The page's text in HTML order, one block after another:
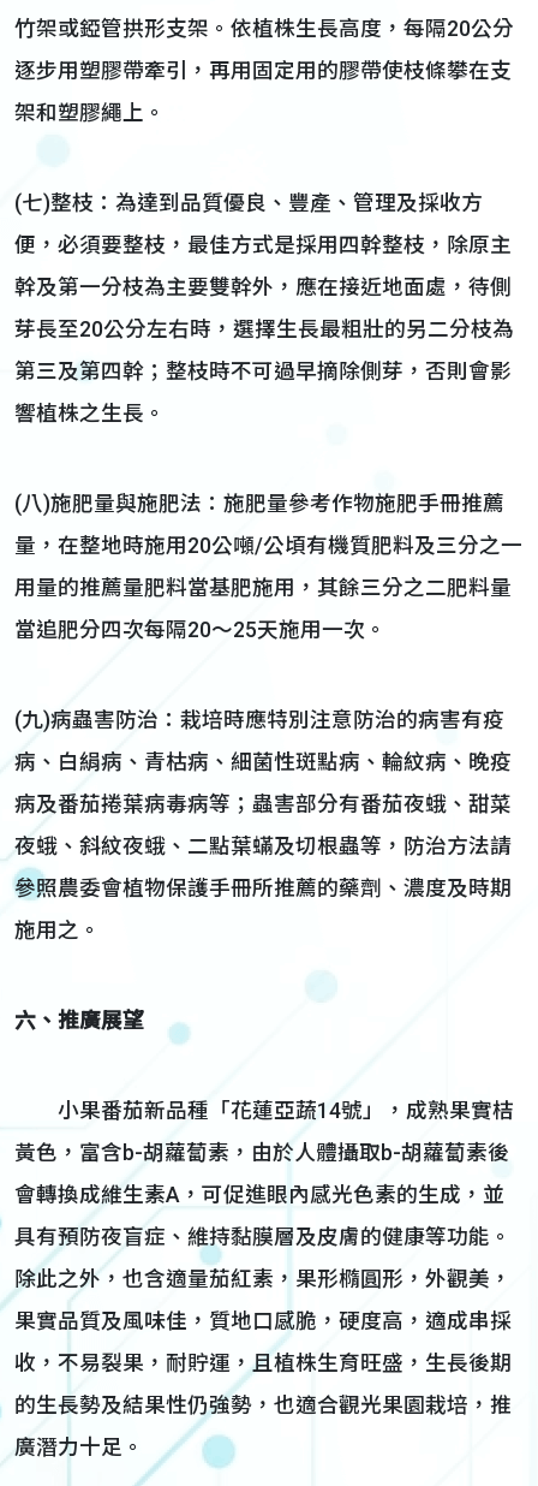
竹架或錏管拱形支架。依植株生長高度，每隔20公分
逐步用塑膠帶牽引，再用固定用的膠帶使枝條攀在支
架和塑膠繩上。
(七)整枝：為達到品質優良、豐產、管理及採收方
便，必須要整枝，最佳方式是採用四幹整枝，除原主
幹及第一分枝為主要雙幹外，應在接近地面處，待側
芽長至20公分左右時，選擇生長最粗壯的另二分枝為
第三及第四幹；整枝時不可過早摘除側芽，否則會影
響植株之生長。
(八)施肥量與施肥法：施肥量參考作物施肥手冊推薦
量，在整地時施用20公噸/公頃有機質肥料及三分之一
用量的推薦量肥料當基肥施用，其餘三分之二肥料量
當追肥分四次每隔20～25天施用一次。
(九)病蟲害防治：栽培時應特別注意防治的病害有疫
病、白絹病、青枯病、細菌性斑點病、輪紋病、晚疫
病及番茄捲葉病毒病等；蟲害部分有番茄夜蛾、甜菜
夜蛾、斜紋夜蛾、二點葉蟎及切根蟲等，防治方法請
參照農委會植物保護手冊所推薦的藥劑、濃度及時期
施用之。
六、推廣展望
小果番茄新品種「花蓮亞蔬14號」，成熟果實桔
黃色，富含b-胡蘿蔔素，由於人體攝取b-胡蘿蔔素後
會轉換成維生素A，可促進眼內感光色素的生成，並
具有預防夜盲症、維持黏膜層及皮膚的健康等功能。
除此之外，也含適量茄紅素，果形橢圓形，外觀美，
果實品質及風味佳，質地口感脆，硬度高，適成串採
收，不易裂果，耐貯運，且植株生育旺盛，生長後期
的生長勢及結果性仍強勢，也適合觀光果園栽培，推
廣潛力十足。